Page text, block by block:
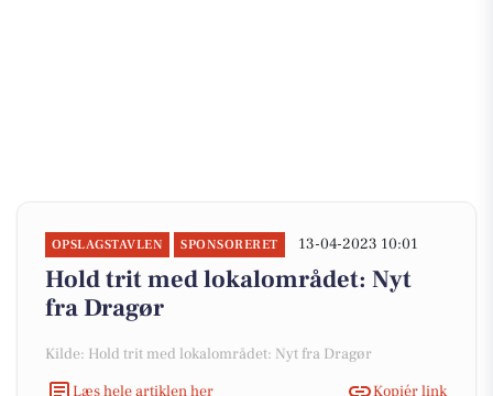
OPSLAGSTAVLEN SPONSORERET 13-04-2023 10:01
Hold trit med lokalområdet: Nyt
fra Dragør
Kilde: Hold trit med lokalområdet: Nyt fra Dragør
Læs hele artiklen her
Kopiér link